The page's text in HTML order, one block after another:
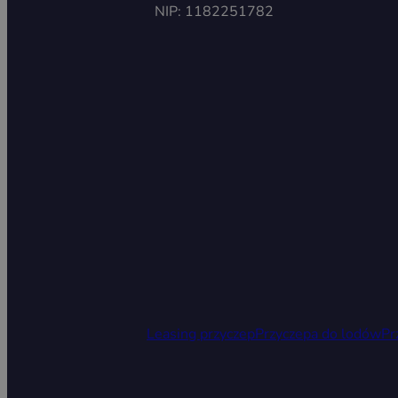
NIP: 1182251782
Leasing przyczepPrzyczepa do lodów